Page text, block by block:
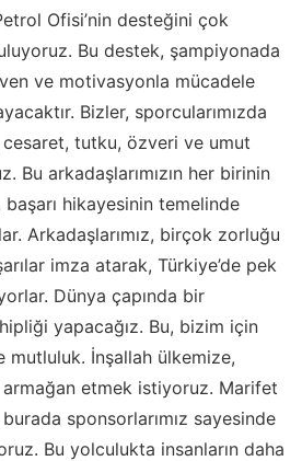
Ofisi’nin desteğini çok
Bu destek, şampiyonada
ve motivasyonla mücadele
Bizler, sporcularımızda
tutku, özveri ve umut
Bu arkadaşlarımızın her birinin
hikayesinin temelinde
Arkadaşlarımız, birçok zorluğu
imza atarak, Türkiye’de pek
Dünya çapında bir
yapacağız. Bu, bizim için
mutluluk. İnşallah ülkemize,
etmek istiyoruz. Marifet
sponsorlarımız sayesinde
Bu yolculukta insanların daha